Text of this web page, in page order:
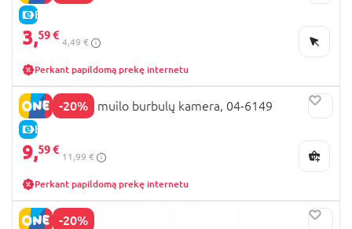
E-KAINA
3,59 €
4,49 €
Perkant papildomą prekę internetu
-20%
E-KAINA
HELLO KITTY muilo burbulų kamera, 04-6149
9,59 €
11,99 €
Perkant papildomą prekę internetu
-20%